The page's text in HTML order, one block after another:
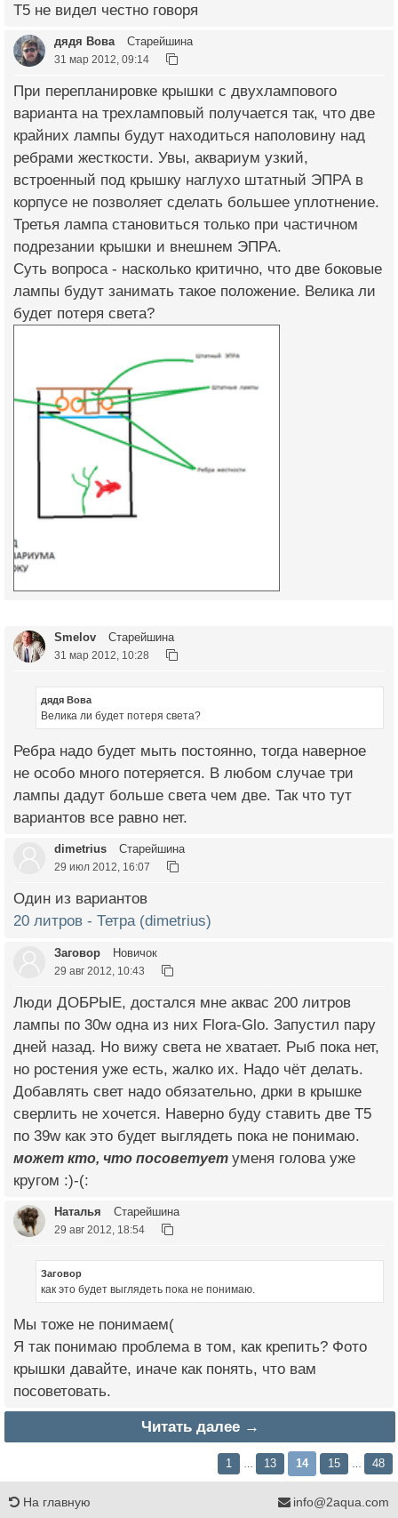
Т5 не видел честно говоря
дядя Вова Старейшина
31 мар 2012, 09:14
При перепланировке крышки с двухлампового
варианта на трехламповый получается так, что две
крайних лампы будут находиться наполовину над
ребрами жесткости. Увы, аквариум узкий,
встроенный под крышку наглухо штатный ЭПРА в
корпусе не позволяет сделать большее уплотнение.
Третья лампа становиться только при частичном
подрезании крышки и внешнем ЭПРА.
Суть вопроса - насколько критично, что две боковые
лампы будут занимать такое положение. Велика ли
будет потеря света?
Smelov Старейшина
31 мар 2012, 10:28
дядя Вова
Велика ли будет потеря света?
Ребра надо будет мыть постоянно, тогда наверное
не особо много потеряется. В любом случае три
лампы дадут больше света чем две. Так что тут
вариантов все равно нет.
dimetrius Старейшина
29 июл 2012, 16:07
Один из вариантов
20 литров - Тетра (dimetrius)
Заговор Новичок
29 авг 2012, 10:43
Люди ДОБРЫЕ, достался мне аквас 200 литров
лампы по 30w одна из них Flora-Glo. Запустил пару
дней назад. Но вижу света не хватает. Рыб пока нет,
но ростения уже есть, жалко их. Надо чёт делать.
Добавлять свет надо обязательно, дрки в крышке
сверлить не хочется. Наверно буду ставить две Т5
по 39w как это будет выглядеть пока не понимаю.
может кто, что посоветует уменя голова уже
кругом :)-(:
Наталья Старейшина
29 авг 2012, 18:54
Заговор
как это будет выглядеть пока не понимаю.
Мы тоже не понимаем(
Я так понимаю проблема в том, как крепить? Фото
крышки давайте, иначе как понять, что вам
посоветовать.
Читать далее →
1 13 14 15 48
На главную info@2aqua.com